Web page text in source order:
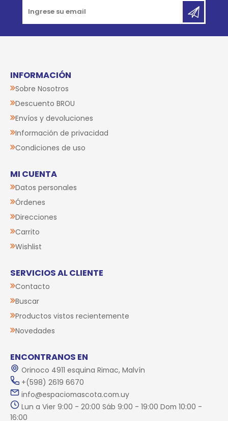
INFORMACIÓN
Sobre Nosotros
Descuento BROU
Envíos y devoluciones
Información de privacidad
Condiciones de uso
MI CUENTA
Datos personales
Órdenes
Direcciones
Carrito
Wishlist
SERVICIOS AL CLIENTE
Contacto
Buscar
Productos vistos recientemente
Novedades
ENCONTRANOS EN
Orinoco 4911 esquina Rimac, Malvín
+(598) 2619 6670
info@espaciomascota.com.uy
Lun a Vier 9:00 - 20:00 Sáb 9:00 - 19:00 Dom 10:00 -
16:00